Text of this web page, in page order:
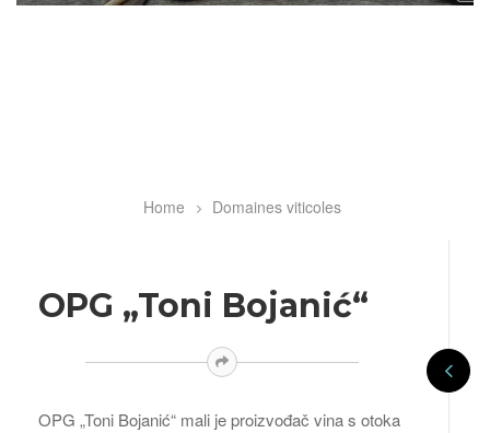
Breadcrumb
Home Domaines viticoles
OPG „Toni Bojanić“
OPG „Toni Bojanić“ mali je proizvođač vina s otoka